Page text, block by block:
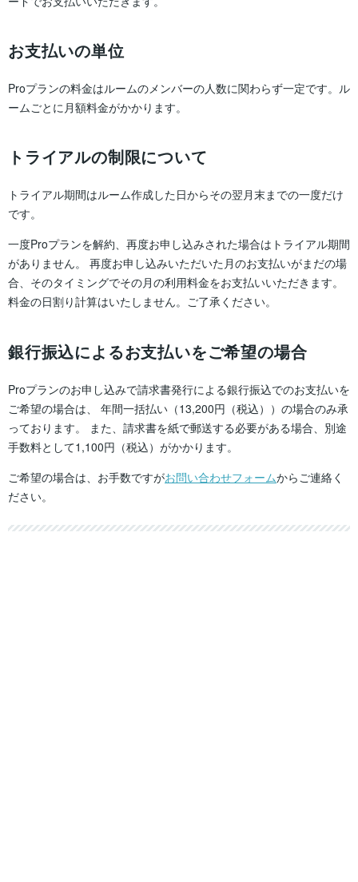
お支払いの単位
Proプランの料金はルームのメンバーの人数に関わらず一定です。ル
ームごとに月額料金がかかります。
トライアルの制限について
トライアル期間はルーム作成した日からその翌月末までの一度だけ
です。
一度Proプランを解約、再度お申し込みされた場合はトライアル期間
がありません。
再度お申し込みいただいた月のお支払いがまだの場
合、そのタイミングでその月の利用料金をお支払いいただきます。
料金の日割り計算はいたしません。ご了承ください。
銀行振込によるお支払いをご希望の場合
Proプランのお申し込みで請求書発行による銀行振込でのお支払いを
ご希望の場合は、
年間一括払い（13,200円（税込））の場合のみ承
っております。
また、請求書を紙で郵送する必要がある場合、別途
手数料として1,100円（税込）がかかります。
ご希望の場合は、お手数ですがお問い合わせフォームからご連絡く
ださい。